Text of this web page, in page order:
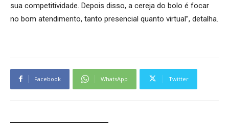
sua competitividade. Depois disso, a cereja do bolo é focar
no bom atendimento, tanto presencial quanto virtual”, detalha.
Facebook WhatsApp Twitter